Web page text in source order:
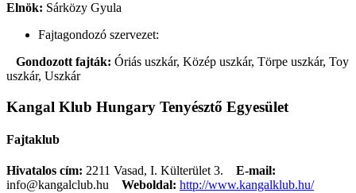
Elnök: Sárközy Gyula
Fajtagondozó szervezet:
Gondozott fajták: Óriás uszkár, Közép uszkár, Törpe uszkár, Toy
uszkár, Uszkár
Kangal Klub Hungary Tenyésztő Egyesület
Fajtaklub
Hivatalos cím: 2211 Vasad, I. Külterület 3. E-mail:
info@kangalclub.hu
Weboldal: http://www.kangalklub.hu/